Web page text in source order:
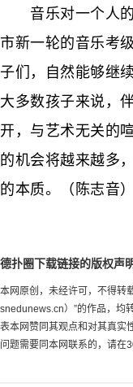
音乐对一个人的
市新一轮的音乐考
子们，自然能够继
大多数孩子来说，
开，与艺术无关的
的机会将越来越多
的本质。（陈志音）
德扑圈下载链接的版权声
本网原创，未经许可，不得转
snedunews.cn）”的作品，均
表本网赞同其观点和对其真实
问题需要同本网联系的，请在